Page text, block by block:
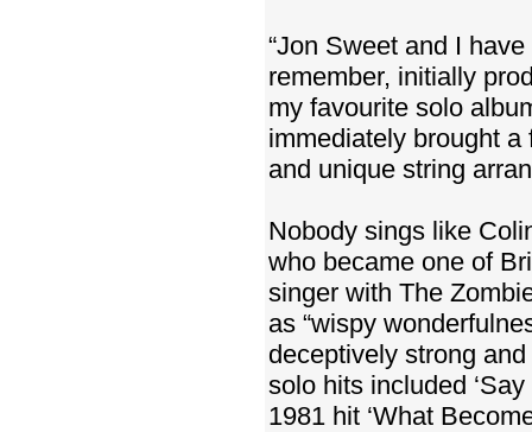
“Jon Sweet and I
remember, initially
my favourite solo
immediately brought
and unique string
Nobody sings like
who became one of
singer with The
as “wispy
deceptively strong
solo hits included
1981 hit ‘What